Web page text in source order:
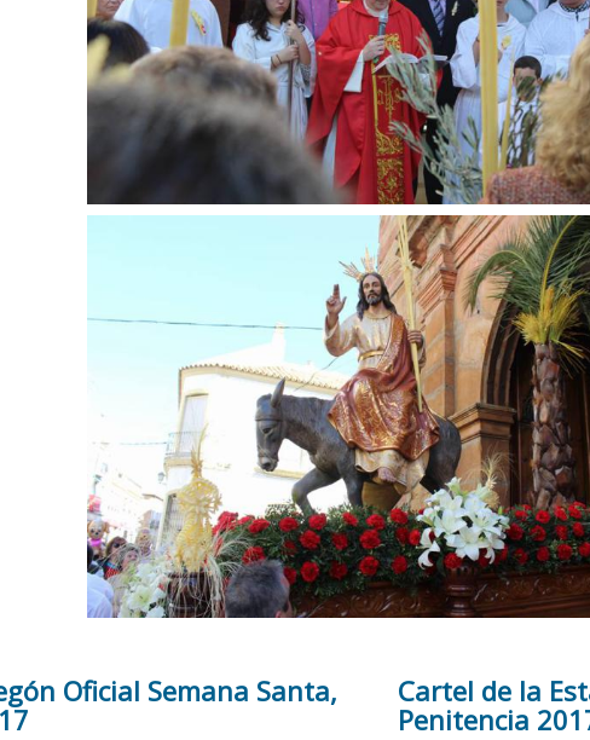
Oficial Semana Santa,
Cartel de la
Penitencia